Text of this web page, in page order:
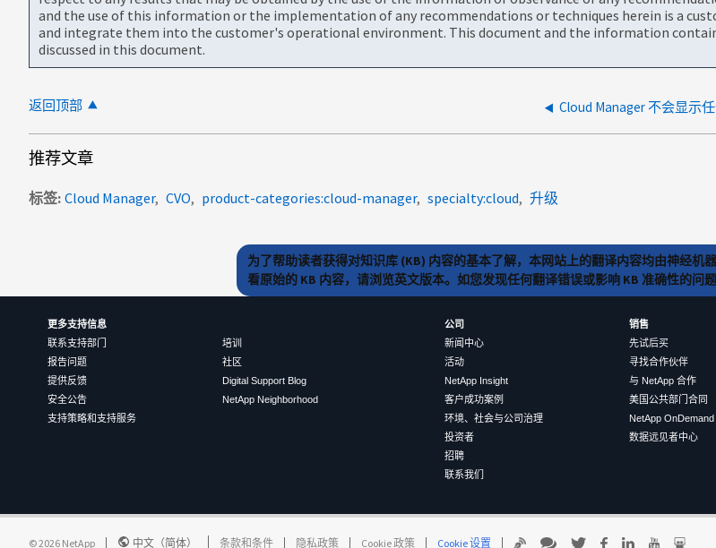
and the use of this information or the implementation of any recommendations or techniques herein is a
and integrate them into the customer's operational environment. This document and the information
discussed in this document.
返回顶部 Cloud Manager 不会显示
推荐文章
标签 Cloud Manager CVO product-categories:cloud-manager specialty:cloud 升级
为了帮助读者获得对知识库 (KB) 内容的基本了解，本网站上的翻译内容均由神经
看原始的 KB 内容，请浏览英文版本。如您发现任何翻译错误或影响 KB 准确性的问
更多支持信息
联系支持部门
报告问题
提供反馈
安全公告
支持策略和支持服务
培训
社区
Digital Support Blog
NetApp Neighborhood
公司
新闻中心
活动
NetApp Insight
客户成功案例
环境、社会与公司治理
投资者
招聘
联系我们
销售
先试后买
寻找合作伙伴
与 NetApp 合作
美国公共部门合同
NetApp
数据远见者中心
©2026 NetApp 中文（简体） 条款和条件 隐私政策 Cookie 政策 Cookie 设置